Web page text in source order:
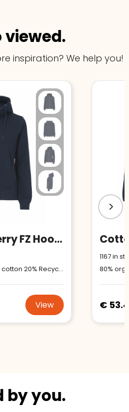
viewed.
inspiration? We help you!
Cottover F. Terry FZ Hood Lady
80% organic Fairtrade cotton 20% Recycled polyester Color 955: 80% organic Fairtrade cotton, 14% Recycled polyester, 6% viscose
View
1167in
€
by you.